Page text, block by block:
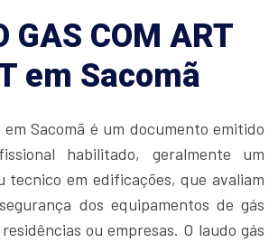
GAS COM ART
em Sacomã
em Sacomã é um documento emitido
habilitado, geralmente um
tecnico em edificações, que avaliam
dos equipamentos de gás
ou empresas. O laudo gás